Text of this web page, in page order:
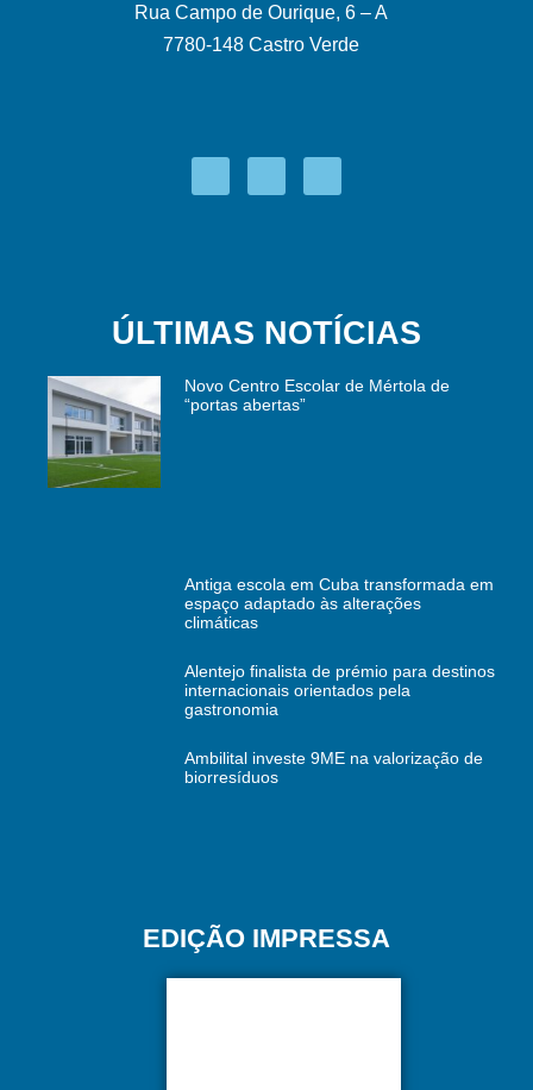
Rua Campo de Ourique, 6 – A
7780-148 Castro Verde
ÚLTIMAS NOTÍCIAS
Novo Centro Escolar de Mértola de
“portas abertas”
Antiga escola em Cuba transformada em
espaço adaptado às alterações
climáticas
Alentejo finalista de prémio para destinos
internacionais orientados pela
gastronomia
Ambilital investe 9ME na valorização de
biorresíduos
EDIÇÃO IMPRESSA